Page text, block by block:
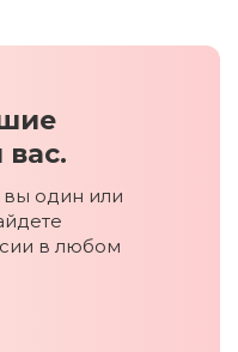
вас.
один или
в любом